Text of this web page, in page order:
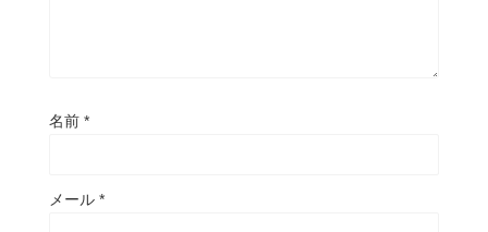
名前 *
メール *